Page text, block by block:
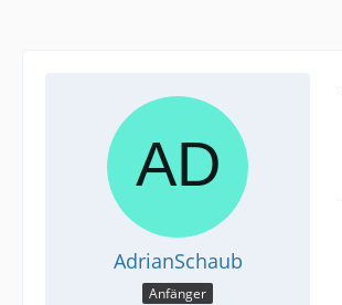
AdrianSchaub
Anfänger